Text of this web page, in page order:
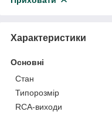
Характеристики
Основні
Стан
Типорозмір
RCA-виходи